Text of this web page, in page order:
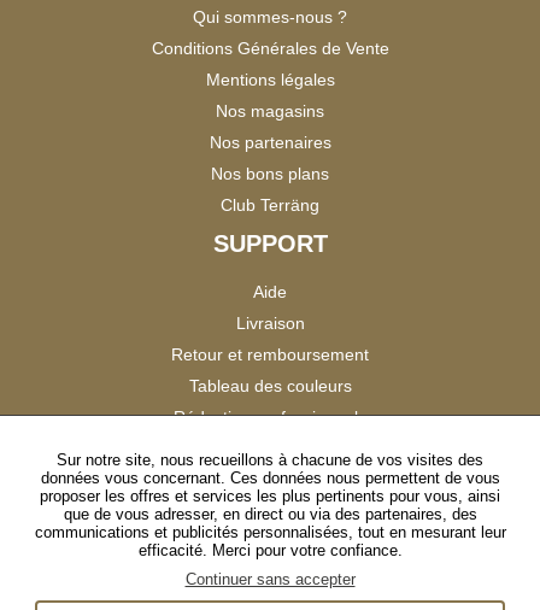
Qui sommes-nous ?
Conditions Générales de Vente
Mentions légales
Nos magasins
Nos partenaires
Nos bons plans
Club Terräng
SUPPORT
Aide
Livraison
Retour et remboursement
Tableau des couleurs
Réduction professionnels
Satisfaction Clients
SUIVEZ-NOUS
Sur notre site, nous recueillons à chacune de vos visites des
données vous concernant. Ces données nous permettent de vous
proposer les offres et services les plus pertinents pour vous, ainsi
que de vous adresser, en direct ou via des partenaires, des
communications et publicités personnalisées, tout en mesurant leur
efficacité. Merci pour votre confiance.
Continuer sans accepter